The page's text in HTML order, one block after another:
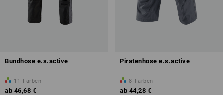
Bundhose e.s.active
11 Farben
ab 46,68 €
Piratenhose e.s.active
8 Farben
ab 44,28 €